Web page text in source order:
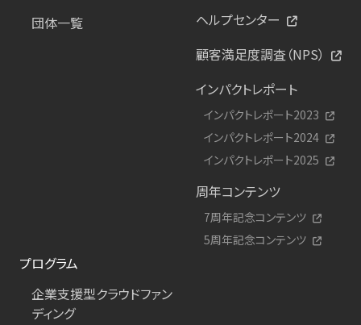
団体一覧
ヘルプセンター
顧客満足度調査（NPS）
インパクトレポート
インパクトレポート2023
インパクトレポート2024
インパクトレポート2025
周年コンテンツ
7周年記念コンテンツ
5周年記念コンテンツ
プログラム
企業支援型クラウドファン
ディング